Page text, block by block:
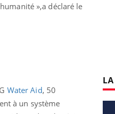
»,a déclaré le
Water Aid, 50
à un système